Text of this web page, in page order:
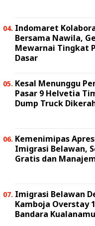
Indomaret
Bersama Nawila,
Mewarnai Tingkat
Dasar
Kesal Menunggu
Pasar 9 Helvetia
Dump Truck
Kemenimipas
Imigrasi Belawan,
Gratis dan
Imigrasi Belawan
Kamboja Overstay
Bandara Kualanamu